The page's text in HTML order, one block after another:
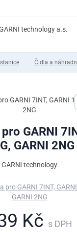
Čidla a
GARNI
GARNI 2NG
GARNI technology
pro GARNI 7INT,
GARNI 2NG
Kč s DPH